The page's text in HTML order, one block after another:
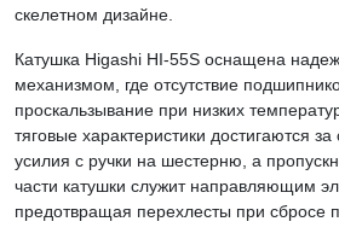
скелетном дизайне.
Катушка Higashi HI-55S оснащена
механизмом, где отсутствие
проскальзывание при низких
тяговые характеристики достигаются
усилия с ручки на шестерню, а
части катушки служит направляющим
предотвращая перехлесты при сбросе